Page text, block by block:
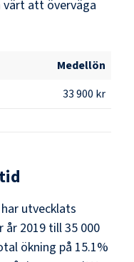
värt att överväga
Medellön
33 900 kr
utvecklats
2019 till 35 000
ökning på 15.1%